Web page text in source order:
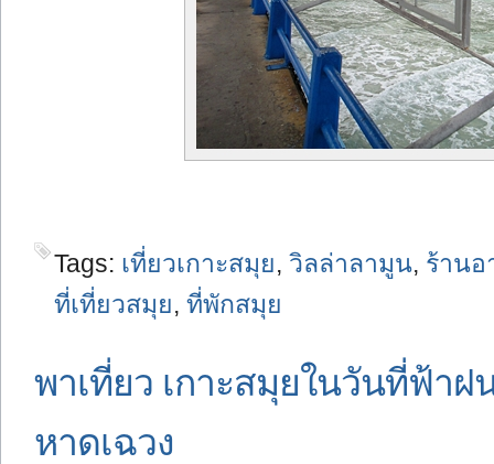
Tags: เที่ยวเกาะสมุย, วิลล่าลามูน, ร้านอ
ที่เที่ยวสมุย, ที่พักสมุย
พาเที่ยว เกาะสมุยในวันที่ฟ้าฝ
หาดเฉวง